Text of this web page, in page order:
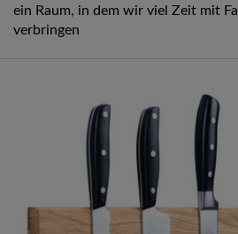
ein Raum, in dem wir viel Zeit mit
verbringen